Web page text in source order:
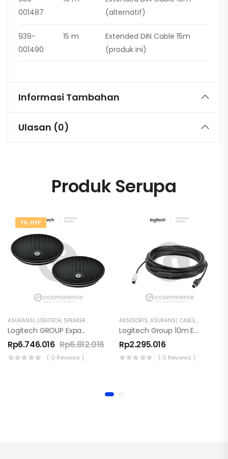
001487
(alternatif)
939-
001490
15 m
Extended DIN Cable 15m
(produk ini)
Informasi Tambahan
Ulasan (0)
Produk Serupa
1% OFF
ASURANSI, LOGITECH, SPEAKER, VIDEO CONFERENCE
Logitech GROUP Expansion Microphones Extension Mic
Rp6.746.016 Rp6.812.016
( 0 Reviews )
AKSESORIS, ASURANSI, CABLE, LOGITECH
Logitech Group 10m Extended Cable
Rp2.295.016
( 0 Reviews )